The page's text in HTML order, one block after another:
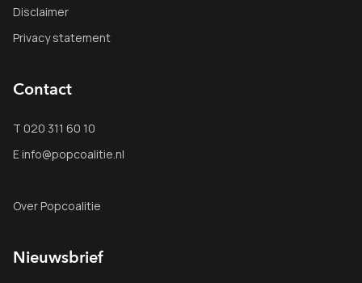
Disclaimer
Privacy statement
Contact
T 020 311 60 10
E info@popcoalitie.nl
Over Popcoalitie
Nieuwsbrief